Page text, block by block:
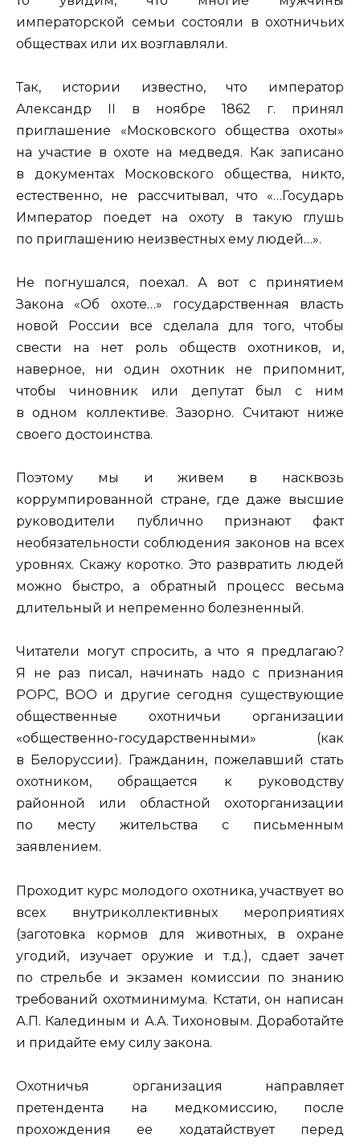
императорской семьи состояли в охотничьих
обществах или их возглавляли.
Так, истории известно, что император
Александр II в ноябре 1862 г. принял
приглашение «Московского общества охоты»
на участие в охоте на медведя. Как записано
в документах Московского общества, никто,
естественно, не рассчитывал, что «…Государь
Император поедет на охоту в такую глушь
по приглашению неизвестных ему людей…».
Не погнушался, поехал. А вот с принятием
Закона «Об охоте…» государственная власть
новой России все сделала для того, чтобы
свести на нет роль обществ охотников, и,
наверное, ни один охотник не припомнит,
чтобы чиновник или депутат был с ним
в одном коллективе. Зазорно. Считают ниже
своего достоинства.
Поэтому мы и живем в насквозь
коррумпированной стране, где даже высшие
руководители публично признают факт
необязательности соблюдения законов на всех
уровнях. Скажу коротко. Это развратить людей
можно быстро, а обратный процесс весьма
длительный и непременно болезненный.
Читатели могут спросить, а что я предлагаю?
Я не раз писал, начинать надо с признания
РОРС, ВОО и другие сегодня существующие
общественные охотничьи организации
«общественно-государственными» (как
в Белоруссии). Гражданин, пожелавший стать
охотником, обращается к руководству
районной или областной охоторганизации
по месту жительства с письменным
заявлением.
Проходит курс молодого охотника, участвует во
всех внутриколлективных мероприятиях
(заготовка кормов для животных, в охране
угодий, изучает оружие и т.д.), сдает зачет
по стрельбе и экзамен комиссии по знанию
требований охотминимума. Кстати, он написан
А.П. Калединым и А.А. Тихоновым. Доработайте
и придайте ему силу закона.
Охотничья организация направляет
претендента на медкомиссию, после
прохождения ее ходатайствует перед